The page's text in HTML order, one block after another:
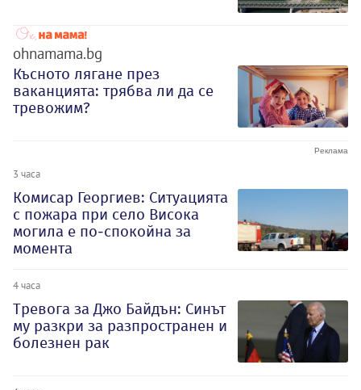
ohnamama.bg
Късното лягане през
ваканцията: трябва ли да се
тревожим?
3 часа
Комисар Георгиев: Ситуацията
с пожара при село Висока
могила е по-спокойна за
момента
4 часа
Тревога за Джо Байдън: Синът
му разкри за разпространен и
болезнен рак